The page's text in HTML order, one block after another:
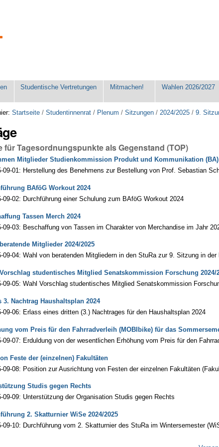
Studentische Vertretungen Mitmachen! Wahlen 2026/2027
Startseite /Studentinnenrat / Plenum /Sitzungen /2024/2025 /9.
für Tagesordnungspunkte als Gegenstand (TOP)
Mitglieder Studienkommission Produkt und Kommunikation
09-01: Herstellung des Benehmens zur Bestellung von Prof. Sebastian
BAföG Workout 2024
09-02: Durchführung einer Schulung zum BAföG Workout 2024
Tassen Merch 2024
09-03: Beschaffung von Tassen im Charakter von Merchandise im Jahr
Mitglieder 2024/2025
09-04: Wahl von beratenden Mitgliedern in den StuRa zur 9. Sitzung in der
studentisches Mitglied Senatskommission Forschung 2024/
09-05: Wahl Vorschlag studentisches Mitglied Senatskommission
3. Nachtrag Haushaltsplan 2024
09-06: Erlass eines dritten (3.) Nachtrages für den Haushaltsplan 2024
vom Preis für den Fahrradverleih (MOBIbike) für das
09-07: Erduldung von der wesentlichen Erhöhung vom Preis für den
Feste der (einzelnen) Fakultäten
09-08: Position zur Ausrichtung von Festen der einzelnen Fakultäten
Studis gegen Rechts
09-09: Unterstützung der Organisation Studis gegen Rechts
2. Skatturnier WiSe 2024/2025
09-10: Durchführung vom 2. Skatturnier des StuRa im Wintersemester